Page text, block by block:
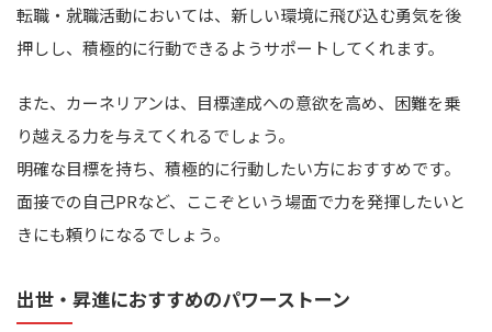
転職・就職活動においては、新しい環境に飛び込む勇気を後
押しし、積極的に行動できるようサポートしてくれます。
また、カーネリアンは、目標達成への意欲を高め、困難を乗
り越える力を与えてくれるでしょう。
明確な目標を持ち、積極的に行動したい方におすすめです。
面接での自己PRなど、ここぞという場面で力を発揮したいと
きにも頼りになるでしょう。
出世・昇進におすすめのパワーストーン